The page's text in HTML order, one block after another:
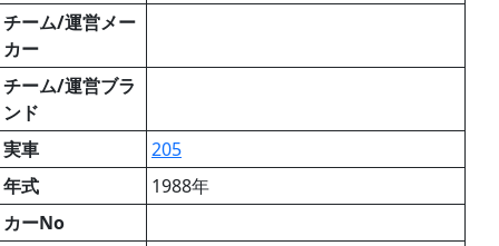
チーム/運営メー
カー
チーム/運営ブラ
ンド
実車
205
年式
1988年
カーNo